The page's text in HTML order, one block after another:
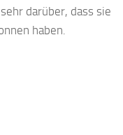
darüber, dass sie
haben.